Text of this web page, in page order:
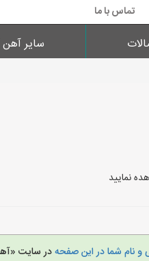
تماس با ما
سایر آهن
نمایید
و نام شما در این صفحهدر سایت